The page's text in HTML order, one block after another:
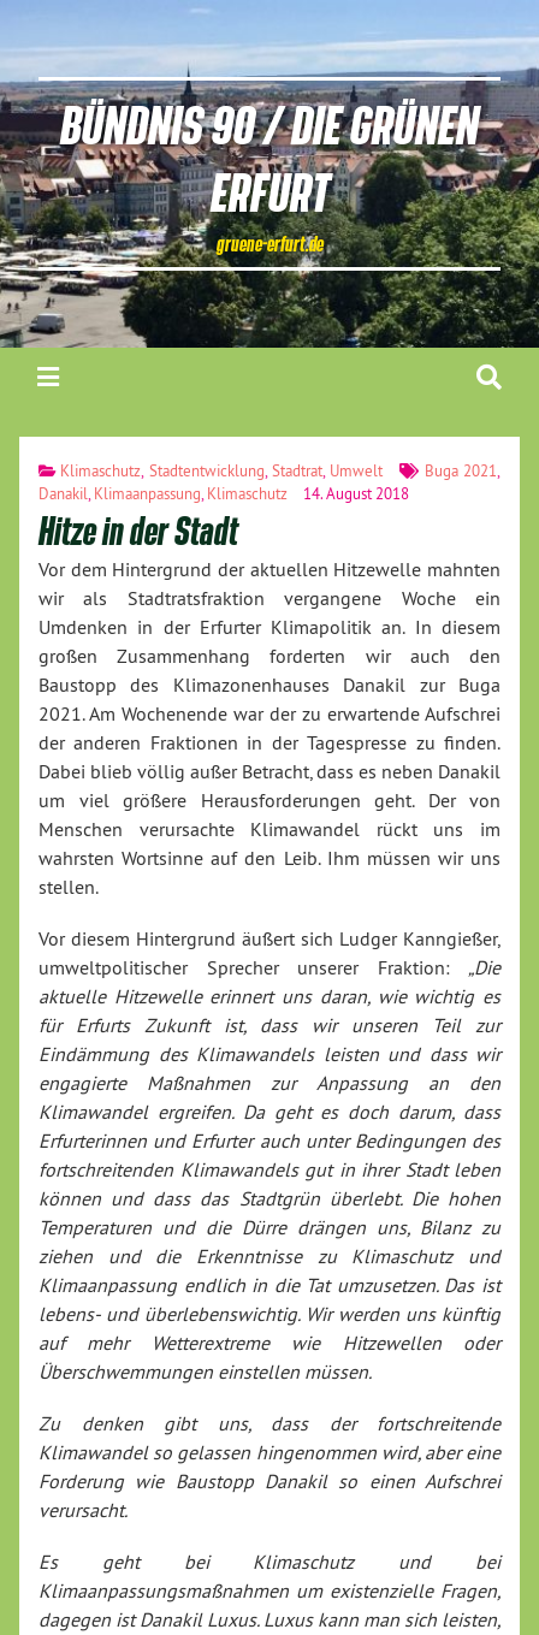
BÜNDNIS 90 / DIE GRÜNEN
ERFURT
gruene-erfurt.de
Klimaschutz Stadtentwicklung Stadtrat, Umwelt Buga 2021
Danakil Klimaanpassung Klimaschutz 14. August 2018
Hitze in der Stadt
Vor dem Hintergrund der aktuellen Hitzewelle mahnten
wir als Stadtratsfraktion vergangene Woche ein
Umdenken in der Erfurter Klimapolitik an. In diesem
großen Zusammenhang forderten wir auch den
Baustopp des Klimazonenhauses Danakil zur Buga
2021. Am Wochenende war der zu erwartende Aufschrei
der anderen Fraktionen in der Tagespresse zu finden.
Dabei blieb völlig außer Betracht, dass es neben Danakil
um viel größere Herausforderungen geht. Der von
Menschen verursachte Klimawandel rückt uns im
wahrsten Wortsinne auf den Leib. Ihm müssen wir uns
stellen.
Vor diesem Hintergrund äußert sich Ludger Kanngießer,
umweltpolitischer Sprecher unserer Fraktion: „Die
aktuelle Hitzewelle erinnert uns daran, wie wichtig es
für Erfurts Zukunft ist, dass wir unseren Teil zur
Eindämmung des Klimawandels leisten und dass wir
engagierte Maßnahmen zur Anpassung an den
Klimawandel ergreifen. Da geht es doch darum, dass
Erfurterinnen und Erfurter auch unter Bedingungen des
fortschreitenden Klimawandels gut in ihrer Stadt leben
können und dass das Stadtgrün überlebt. Die hohen
Temperaturen und die Dürre drängen uns, Bilanz zu
ziehen und die Erkenntnisse zu Klimaschutz und
Klimaanpassung endlich in die Tat umzusetzen. Das ist
lebens- und überlebenswichtig. Wir werden uns künftig
auf mehr Wetterextreme wie Hitzewellen oder
Überschwemmungen einstellen müssen.
Zu denken gibt uns, dass der fortschreitende
Klimawandel so gelassen hingenommen wird, aber eine
Forderung wie Baustopp Danakil so einen Aufschrei
verursacht.
Es geht bei Klimaschutz und bei
Klimaanpassungsmaßnahmen um existenzielle Fragen,
dagegen ist Danakil Luxus. Luxus kann man sich leisten,